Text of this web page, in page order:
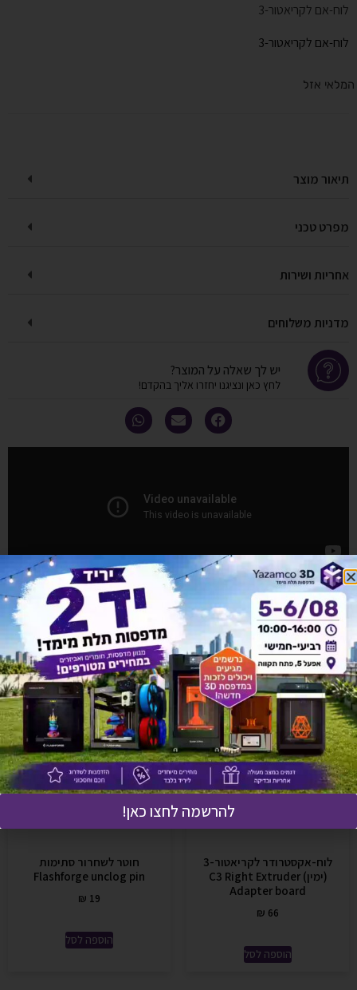
לוח-אם לקריאטור-3
לוח-אם לקריאטור-3
המלאי אזל
תיאור מוצר
מפרט טכני
אחריות ושירות
מדניות משלוחים
יש לך שאלה על המוצר?
לחץ כאן ונציגנו יחזרו אליך בהקדם!
אולי יעניין אותך גם
לוח-אקסטרודר לקריאטור-3
(ימין) C3 Right Extruder
Adapter board
₪ 66
הוספה לסל
חוטר לשחרור סתימות
Flashforge unclog pin
₪ 19
הוספה לסל
להרשמה לחצו כאן!